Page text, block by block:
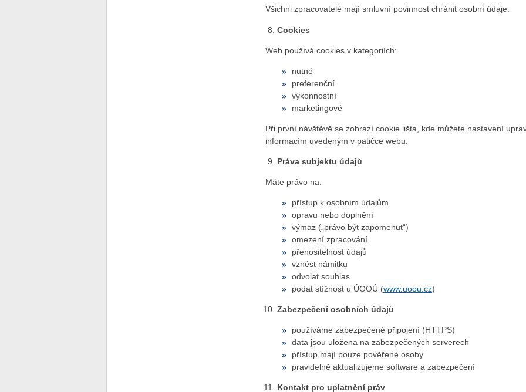
Všichni zpracovatelé mají smluvní povinnost chránit osobní údaje.
Cookies
Web používá cookies v kategoriích:
nutné
preferenční
výkonnostní
marketingové
Při první návštěvě se zobrazí cookie lišta, kde můžete nastavení
informacím uvedeným v patičce webu.
Práva subjektu údajů
Máte právo na:
přístup k osobním údajům
opravu nebo doplnění
výmaz („právo být zapomenut“)
omezení zpracování
přenositelnost údajů
vznést námitku
odvolat souhlas
podat stížnost u ÚOOÚ (www.uoou.cz)
Zabezpečení osobních údajů
používáme zabezpečené připojení (HTTPS)
data jsou uložena na zabezpečených serverech
přístup mají pouze pověřené osoby
pravidelně aktualizujeme software a zabezpečení
Kontakt pro uplatnění práv